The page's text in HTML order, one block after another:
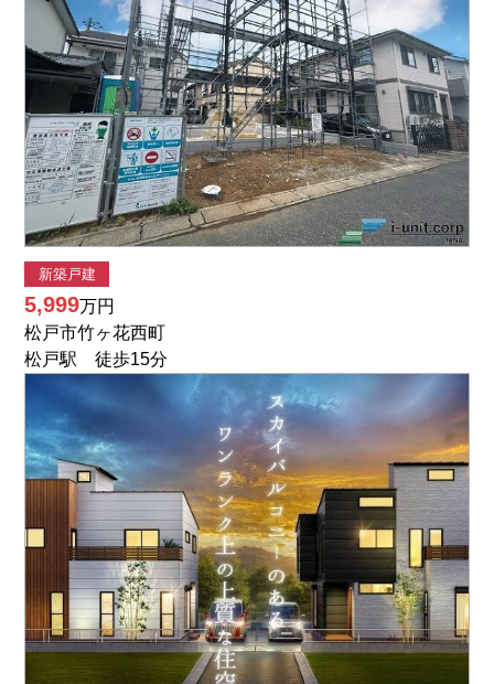
新築戸建
5,999万円
松戸市竹ヶ花西町
松戸駅 徒歩15分